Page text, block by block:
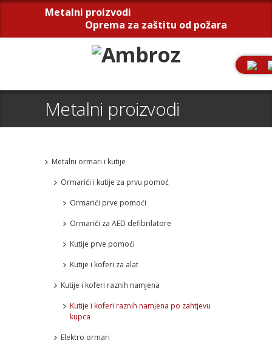
Metalni proizvodi
Oprema za zaštitu od požara
Metalni proizvodi
Metalni ormari i kutije
Ormarići i kutije za prvu pomoć
Ormarići prve pomoći
Ormarići za AED defibrilatore
Kutije prve pomoći
Kutije i koferi za alat
Kutije i koferi raznih namjena
Kutije i koferi raznih namjena po zahtjevu
kupca
Elektro ormari